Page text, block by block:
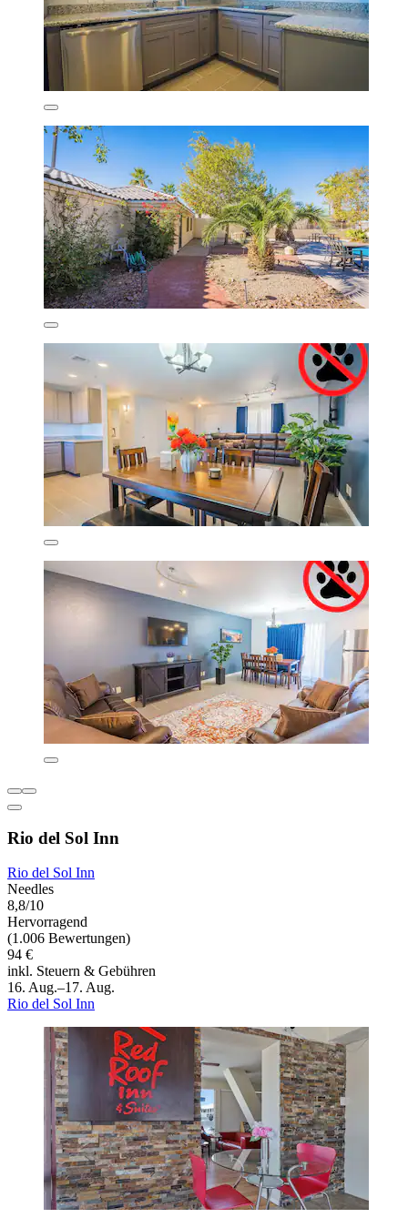
Rio del Sol Inn
Rio del Sol Inn
Needles
8,8/10
Hervorragend
(1.006 Bewertungen)
94 €
inkl. Steuern & Gebühren
16. Aug.–17. Aug.
Rio del Sol Inn